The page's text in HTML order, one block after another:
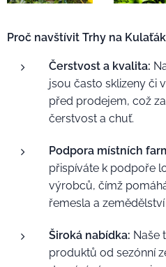
Proč navštívit Trhy na
Čerstvost a kvalita:
jsou často sklizeny či
před prodejem, což
čerstvost a chuť.
Podpora místních
přispíváte k podpoře
výrobců, čímž
řemesla a
Široká nabídka: Naše
produktů od sezónní